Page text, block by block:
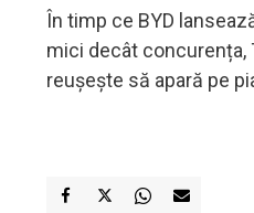
În timp ce BYD
mici decât concurența,
reușește să apară pe